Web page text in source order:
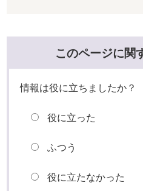
このページに関
情報は役に立ちましたか？
役に立った
ふつう
役に立たなかった